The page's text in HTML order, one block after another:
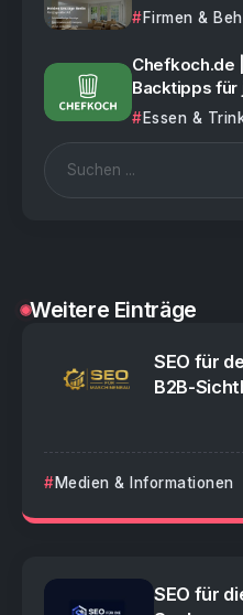
Firmen &
Chefkoch.de
Backtipps für
Essen &
Weitere Einträge
SEO für
B2B-
Medien & Informationen
SEO für